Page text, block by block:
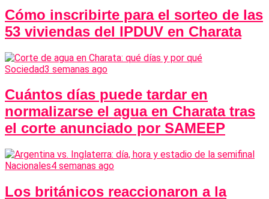
Cómo inscribirte para el sorteo de las
53 viviendas del IPDUV en Charata
Sociedad3 semanas ago
Cuántos días puede tardar en
normalizarse el agua en Charata tras
el corte anunciado por SAMEEP
Nacionales4 semanas ago
Los británicos reaccionaron a la